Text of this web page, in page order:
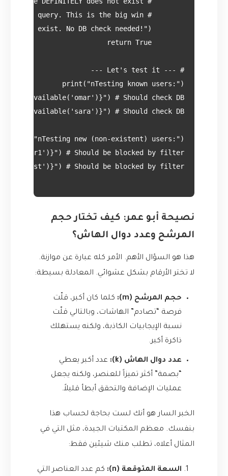
نصيحة أبو عمر: كيف تختار حجم
المرشح وعدد دوال الهاش؟
هذا هو السؤال الأهم. الأمر كله عبارة عن موازنة.
لا تختر الأرقام بشكل عشوائي. المعادلة بسيطة:
حجم المرشح (m):
كلما كان أكبر، قلّت
فرصة “تصادم” الهاشات، وبالتالي قلّت
نسبة الإيجابيات الكاذبة، ولكنه يستهلك
ذاكرة أكبر.
عدد دوال الهاش (k):
عدد أكبر يعطي
“بصمة” أكثر تميزاً للعنصر، ولكنه يجعل
عمليات الإضافة والتحقق أبطأ قليلاً.
الخبر السار هو أنك لست بحاجة لحساب هذا
بنفسك. معظم المكتبات الجيدة، مثل التي في
المثال أعلاه، تطلب منك شيئين فقط:
السعة المتوقعة (n):
كم عدد العناصر التي